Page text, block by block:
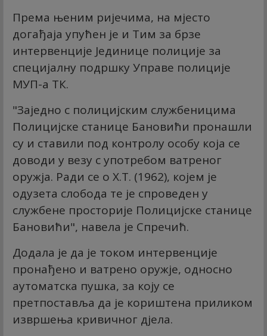
Према њеним ријечима, на мјесто
догађаја упућен је и Тим за брзе
интервенције Јединице полиције за
специјалну подршку Управе полиције
МУП-а ТК.
"Заједно с полицијским службеницима
Полицијске станице Бановићи пронашли
су и ставили под контролу особу која се
доводи у везу с употребом ватреног
оружја. Ради се о Х.Т. (1962), којем је
одузета слобода те је спроведен у
службене просторије Полицијске станице
Бановићи", навела је Спречић.
Додала је да је током интервенције
пронађено и ватрено оружје, односно
аутоматска пушка, за коју се
претпоставља да је кориштена приликом
извршења кривичног дјела.